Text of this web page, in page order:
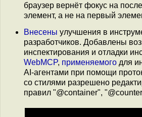
браузер вернёт фокус на
элемент, а не на первый
Внесены улучшения в
разработчиков. Добавлены
инспектирования и отладки
WebMCP, применяемого для
AI-агентами при помощи
со стилями разрешено
правил "@container",